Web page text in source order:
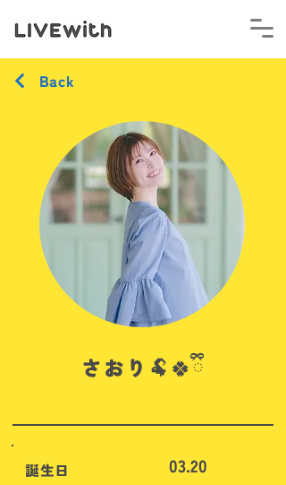
Back
さおり🐏🍀ྀི
​誕生日 03.20